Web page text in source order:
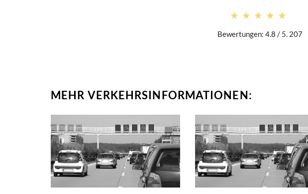
★★★★★
★★★★★
Bewertungen: 4.8 / 5. 207
MEHR VERKEHRSINFORMATIONEN: